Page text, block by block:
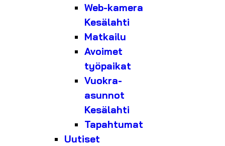
Web-kamera
Kesälahti
Matkailu
Avoimet
työpaikat
Vuokra-
asunnot
Kesälahti
Tapahtumat
Uutiset